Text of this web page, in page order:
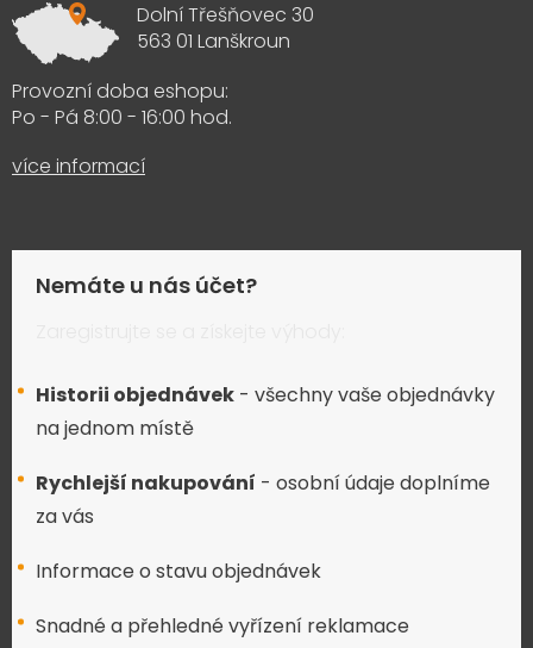
Dolní Třešňovec 30
563 01 Lanškroun
Provozní doba eshopu:
Po - Pá 8:00 - 16:00 hod.
více informací
Nemáte u nás účet?
Historii objednávek - všechny vaše objednávky
na jednom místě
Rychlejší nakupování - osobní údaje doplníme
za vás
Informace o stavu objednávek
Snadné a přehledné vyřízení reklamace